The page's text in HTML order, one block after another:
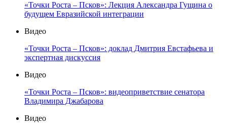
«Точки Роста – Псков»: Лекция Александра Гущина о
будущем Евразийской интеграции
Видео
«Точки Роста – Псков»: доклад Дмитрия Евстафьева и
экспертная дискуссия
Видео
«Точки Роста – Псков»: видеоприветствие сенатора
Владимира Джабарова
Видео